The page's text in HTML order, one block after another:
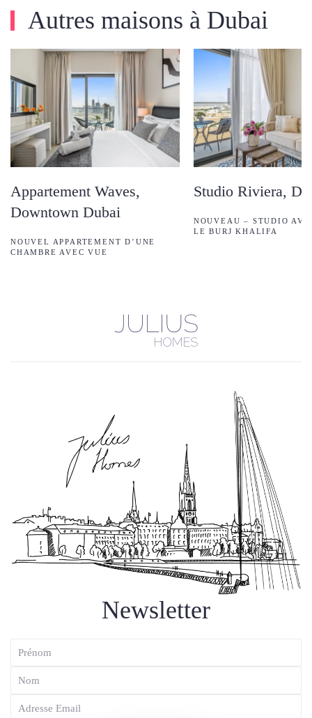
Autres maisons à Dubai
Appartement Waves,
Downtown Dubai
NOUVEL APPARTEMENT D’UNE
CHAMBRE AVEC VUE
Studio Riviera,
NOUVEAU – STUDIO
LE BURJ KHALIFA
Newsletter